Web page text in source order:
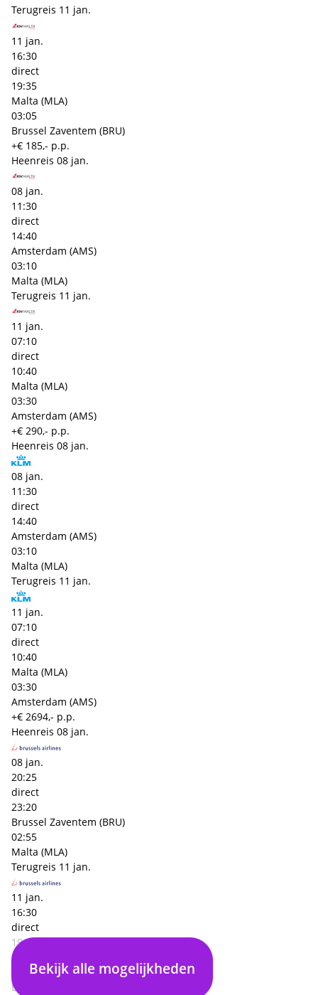
Terugreis 11 jan.
11 jan.
16:30
direct
19:35
Malta (MLA)
03:05
Brussel Zaventem (BRU)
+€ 185,- p.p.
Heenreis 08 jan.
08 jan.
11:30
direct
14:40
Amsterdam (AMS)
03:10
Malta (MLA)
Terugreis 11 jan.
11 jan.
07:10
direct
10:40
Malta (MLA)
03:30
Amsterdam (AMS)
+€ 290,- p.p.
Heenreis 08 jan.
08 jan.
11:30
direct
14:40
Amsterdam (AMS)
03:10
Malta (MLA)
Terugreis 11 jan.
11 jan.
07:10
direct
10:40
Malta (MLA)
03:30
Amsterdam (AMS)
+€ 2694,- p.p.
Heenreis 08 jan.
08 jan.
20:25
direct
23:20
Brussel Zaventem (BRU)
02:55
Malta (MLA)
Terugreis 11 jan.
11 jan.
16:30
direct
19:35
Malta (MLA)
03:05
Brussel Zaventem (BRU)
Bekijk alle mogelijkheden